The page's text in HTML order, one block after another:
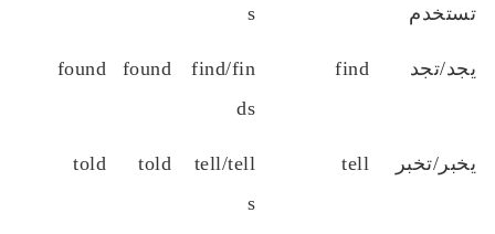
تستخدم
s
يجد/تجد find
find/fin
ds
found
found
يخبر/تخبر tell
tell/tell
s
told
told